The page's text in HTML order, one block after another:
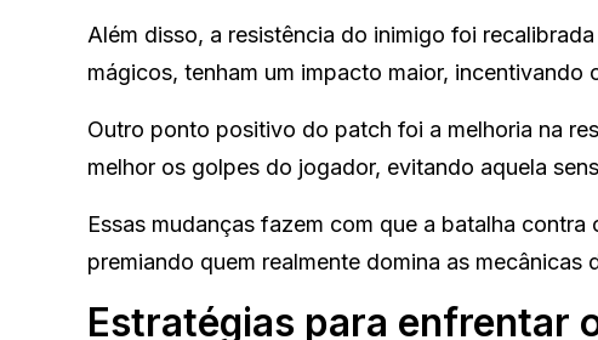
Além disso, a resistência do inimigo foi
mágicos, tenham um impacto maior,
Outro ponto positivo do patch foi a melhoria na
melhor os golpes do jogador, evitando aquela
Essas mudanças fazem com que a batalha
premiando quem realmente domina as mecânicas
Estratégias para enfrentar